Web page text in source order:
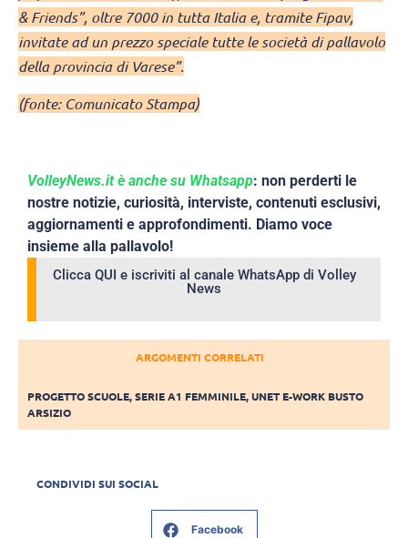
& Friends”, oltre 7000 in tutta Italia e, tramite Fipav,
invitate ad un prezzo speciale tutte le società di pallavolo
della provincia di Varese”.
(fonte: Comunicato Stampa)
VolleyNews.it è anche su Whatsapp: non perderti le
nostre notizie, curiosità, interviste, contenuti esclusivi,
aggiornamenti e approfondimenti. Diamo voce
insieme alla pallavolo!
Clicca QUI e iscriviti al canale WhatsApp di Volley
News
ARGOMENTI CORRELATI
PROGETTO SCUOLE,SERIE A1 FEMMINILE,UNET E-WORK BUSTO
ARSIZIO
CONDIVIDI SUI SOCIAL
Facebook